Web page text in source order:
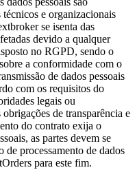
e organizacionais
se isenta das
devido a qualquer
no RGPD, sendo o
a conformidade com o
de dados pessoais
com os requisitos do
legais ou
de transparência e
do contrato exija o
as partes devem se
de processamento de dados
para este fim.